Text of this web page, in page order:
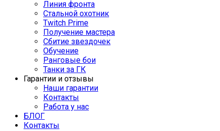
Линия фронта
Стальной охотник
Twitch Prime
Получение мастера
Сбитие звездочек
Обучение
Ранговые бои
Танки за ГК
Гарантии и отзывы
Наши гарантии
Контакты
Работа у нас
БЛОГ
Контакты